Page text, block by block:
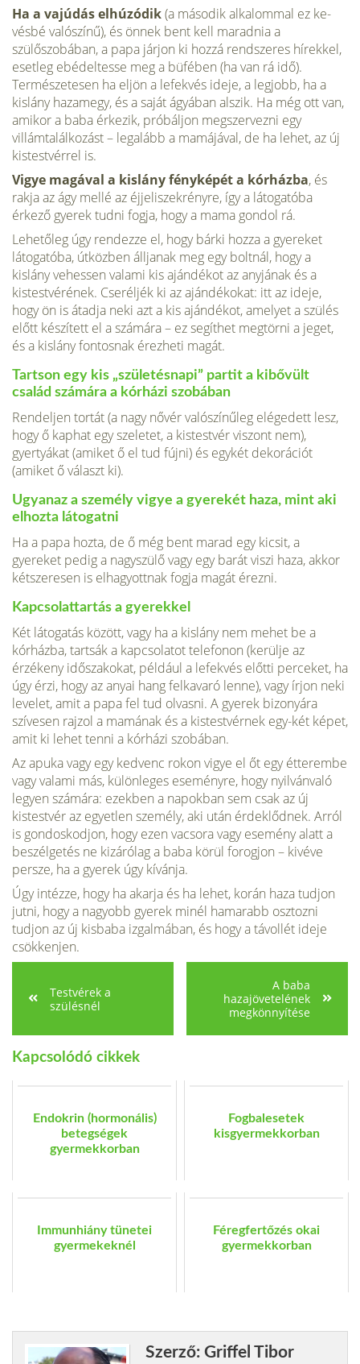
Ha a vajúdás elhúzódik(a második alkalommal ez ke­
vésbé valószínű), és önnek bent kell ma­radnia a
szülőszobában, a papa járjon ki hozzá rendszeres hírekkel,
esetleg ebé­deltesse meg a büfében (ha van rá idő).
Természetesen ha eljön a lefekvés ideje, a legjobb, ha a
kislány hazamegy, és a saját ágyában alszik. Ha még ott van,
amikor a baba érkezik, próbáljon meg­szervezni egy
villámtalálkozást – legalább a mamájával, de ha lehet, az új
kistest­vérrel is.
Vigye magával a kislány fényképét a kórházba, és
rakja az ágy mellé az éjjeli­szekrényre, így a látogatóba
érkező gye­rek tudni fogja, hogy a mama gondol rá.
Lehetőleg úgy rendezze el, hogy bárki hozza a gyereket
látogatóba, útközben álljanak meg egy boltnál, hogy a
kislány vehessen valami kis ajándékot az anyjá­nak és a
kistestvérének. Cseréljék ki az ajándékokat: itt az ideje,
hogy ön is át­adja neki azt a kis ajándékot, amelyet a szülés
előtt készített el a számára – ez segíthet megtörni a jeget,
és a kislány fontosnak érezheti magát.
Tartson egy kis „születésnapi” partit a kibővült
család számára a kórházi szo­bában
Rendeljen tortát (a nagy nővér valószínűleg elégedett lesz,
hogy ő kaphat egy szeletet, a kistestvér viszont nem),
gyertyákat (amiket ő el tud fújni) és egy­két dekorációt
(amiket ő választ ki).
Ugyanaz a személy vigye a gyerekét haza, mint aki
elhozta látogatni
Ha a papa hozta, de ő még bent marad egy ki­csit, a
gyereket pedig a nagyszülő vagy egy barát viszi haza, akkor
kétszeresen is elhagyottnak fogja magát érezni.
Kapcsolattartás a gyerekkel
Két látogatás között, vagy ha a kis­lány nem mehet be a
kórházba, tartsák a kapcsolatot telefonon (kerülje az
érzékeny időszakokat, például a lefekvés előtti perceket, ha
úgy érzi, hogy az anyai hang felkavaró lenne), vagy írjon neki
le­velet, amit a papa fel tud olvasni. A gye­rek bizonyára
szívesen rajzol a mamának és a kistestvérnek egy-két képet,
amit ki lehet tenni a kórházi szobában.
Az apu­ka vagy egy kedvenc rokon vigye el őt egy étterembe
vagy valami más, külön­leges eseményre, hogy nyilvánvaló
legyen számára: ezekben a napokban sem csak az új
kistestvér az egyetlen személy, aki után érdeklődnek. Arról
is gondoskod­jon, hogy ezen vacsora vagy esemény alatt a
beszélgetés ne kizárólag a baba körül forogjon – kivéve
persze, ha a gyerek úgy kívánja.
Úgy intézze, hogy ha akarja és ha le­het, korán haza tudjon
jutni, hogy a na­gyobb gyerek minél hamarabb osztozni
tudjon az új kisbaba izgalmában, és hogy a távollét ideje
csökkenjen.
Testvérek a
szülésnél
A baba
hazajövetelének
megkönnyítése
Kapcsolódó cikkek
Endokrin (hormonális)
betegségek
gyermekkorban
Fogbalesetek
kisgyermekkorban
Immunhiány tünetei
gyermekeknél
Féregfertőzés okai
gyermekkorban
Szerző: Griffel Tibor